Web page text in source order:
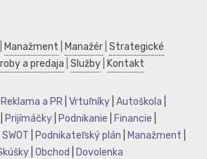
Manažment Manažér Strategické
a predaja Služby Kontakt
Reklama a PR Vrtuľníky Autoškola
Prijímáčky Podnikanie Financie
SWOT Podnikateľský plán Manažment
Obchod Dovolenka